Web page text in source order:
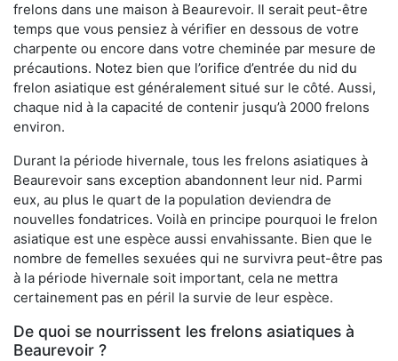
frelons dans une maison à Beaurevoir. Il serait peut-être
temps que vous pensiez à vérifier en dessous de votre
charpente ou encore dans votre cheminée par mesure de
précautions. Notez bien que l’orifice d’entrée du nid du
frelon asiatique est généralement situé sur le côté. Aussi,
chaque nid à la capacité de contenir jusqu’à 2000 frelons
environ.
Durant la période hivernale, tous les frelons asiatiques à
Beaurevoir sans exception abandonnent leur nid. Parmi
eux, au plus le quart de la population deviendra de
nouvelles fondatrices. Voilà en principe pourquoi le frelon
asiatique est une espèce aussi envahissante. Bien que le
nombre de femelles sexuées qui ne survivra peut-être pas
à la période hivernale soit important, cela ne mettra
certainement pas en péril la survie de leur espèce.
De quoi se nourrissent les frelons asiatiques à
Beaurevoir ?